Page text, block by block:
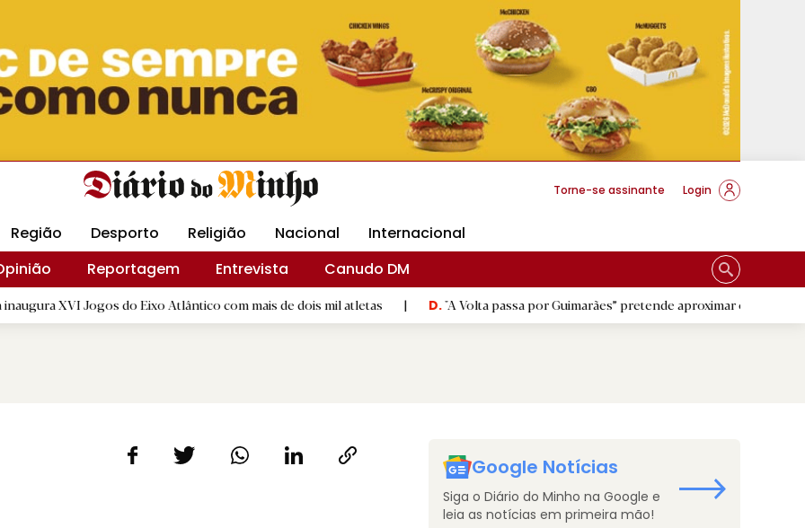
Revista Minha Gráfica DM Livraria DM Arquidiocese Braga
Torne-se assinante Login
Região Desporto Religião Nacional
Internacional
Reportagem Entrevista
Canudo DM
Jogos do Eixo Atlântico com mais de dois mil atletas | D."A Volta passa por Guimarães” pretende aproximar o público do ciclismo
Google Notícias
Siga o Diário do Minho na Google e
leia as notícias em primeira mão!